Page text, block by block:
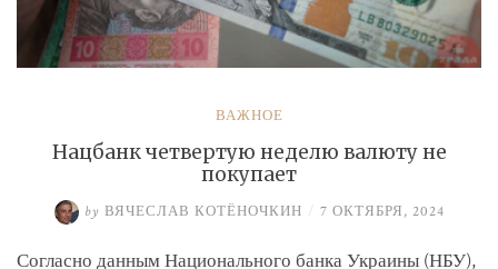
ВАЖНОЕ
Нацбанк четвертую неделю валюту не
покупает
by ВЯЧЕСЛАВ КОТЁНОЧКИН / 7 ОКТЯБРЯ, 2024
Согласно данным Национального банка Украины (НБУ),